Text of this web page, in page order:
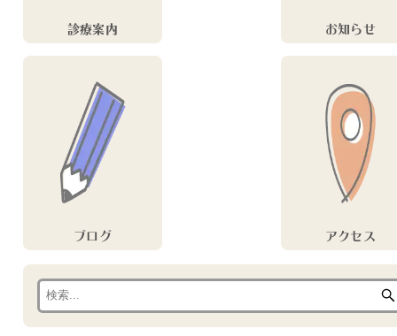
診療案内 お知らせ
ブログ アクセス